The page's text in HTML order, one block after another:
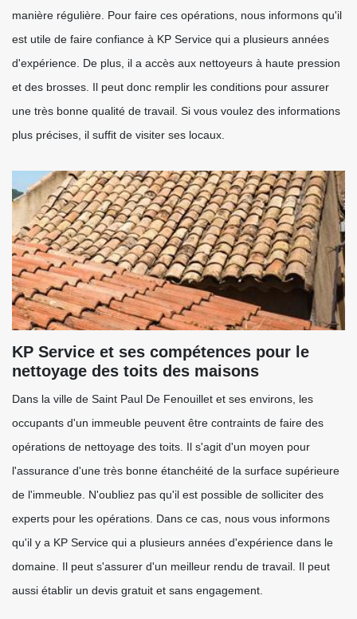
manière régulière. Pour faire ces opérations, nous informons qu'il
est utile de faire confiance à KP Service qui a plusieurs années
d'expérience. De plus, il a accès aux nettoyeurs à haute pression
et des brosses. Il peut donc remplir les conditions pour assurer
une très bonne qualité de travail. Si vous voulez des informations
plus précises, il suffit de visiter ses locaux.
KP Service et ses compétences pour le
nettoyage des toits des maisons
Dans la ville de Saint Paul De Fenouillet et ses environs, les
occupants d'un immeuble peuvent être contraints de faire des
opérations de nettoyage des toits. Il s'agit d'un moyen pour
l'assurance d'une très bonne étanchéité de la surface supérieure
de l'immeuble. N'oubliez pas qu'il est possible de solliciter des
experts pour les opérations. Dans ce cas, nous vous informons
qu'il y a KP Service qui a plusieurs années d'expérience dans le
domaine. Il peut s'assurer d'un meilleur rendu de travail. Il peut
aussi établir un devis gratuit et sans engagement.